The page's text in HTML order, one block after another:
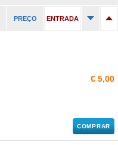
PREÇO ENTRADA
€ 5,00
COMPRAR